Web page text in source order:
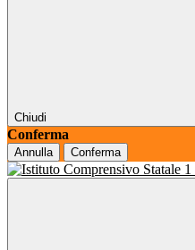
Chiudi
Conferma
Annulla Conferma